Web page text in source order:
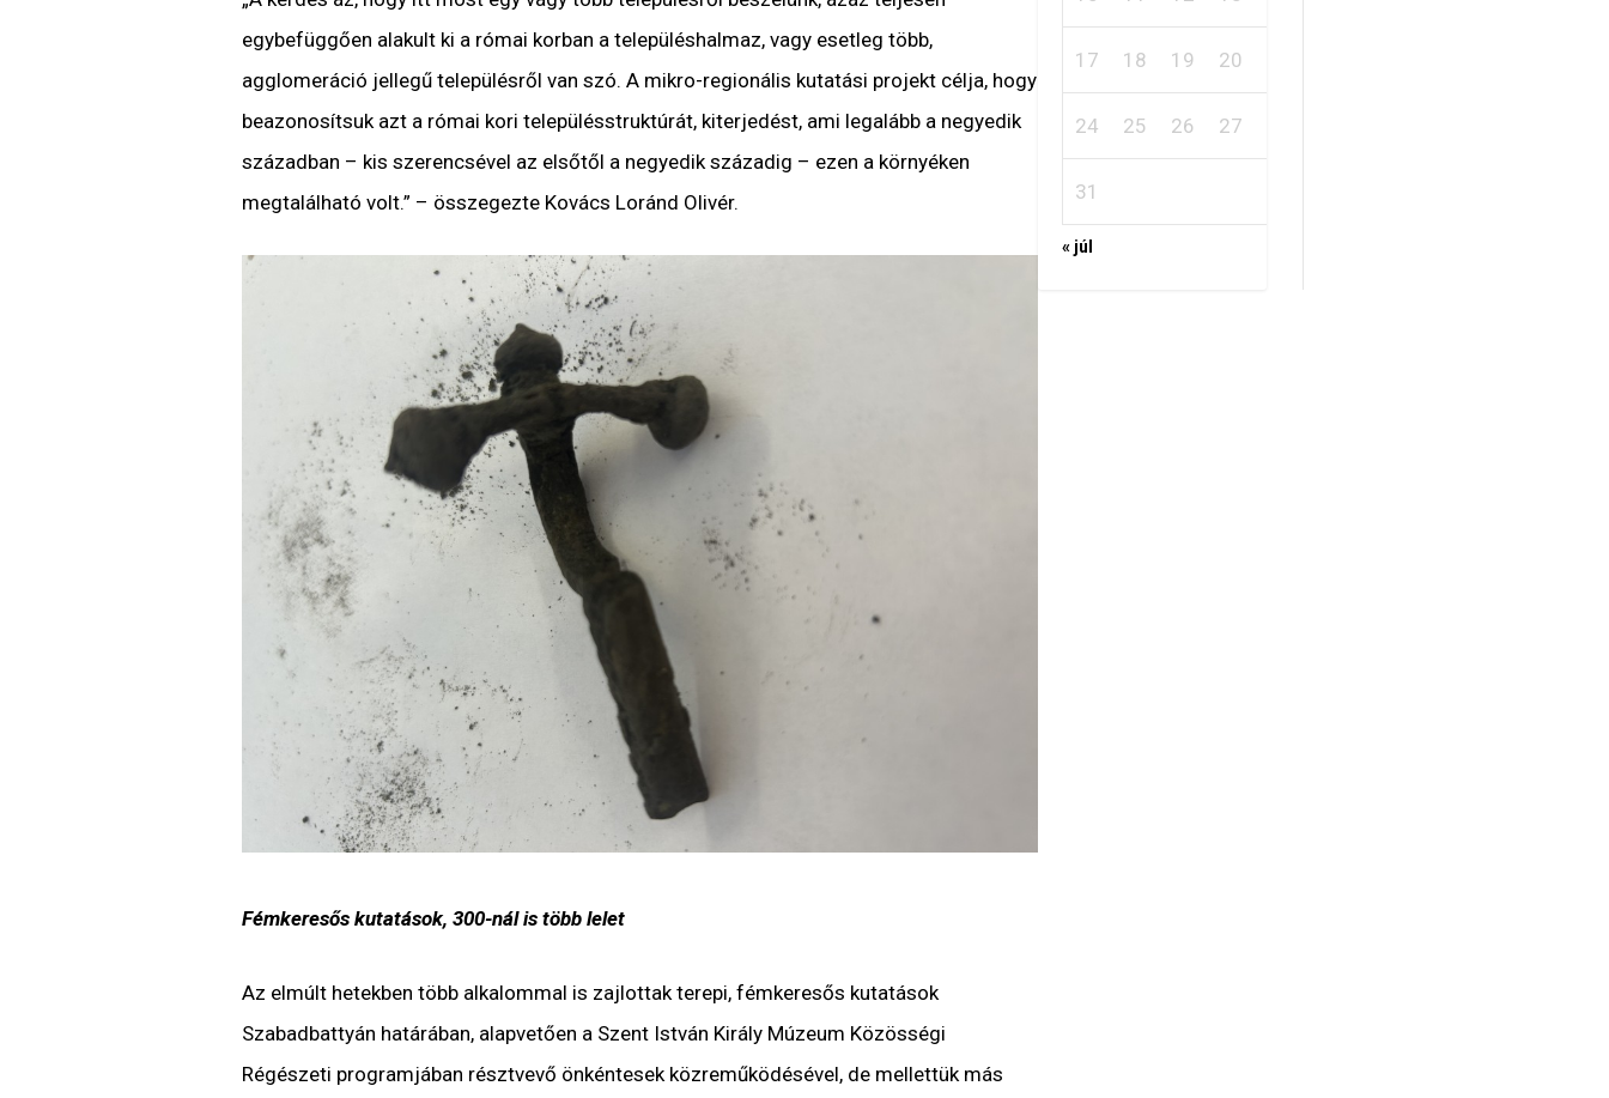
egybefüggően alakult ki a római korban a településhalmaz, vagy esetleg több,
agglomeráció jellegű településről van szó. A mikro-regionális kutatási projekt célja, hogy
beazonosítsuk azt a római kori településstruktúrát, kiterjedést, ami legalább a negyedik
században – kis szerencsével az elsőtől a negyedik századig – ezen a környéken
megtalálható volt.” – összegezte Kovács Loránd Olivér.
Fémkeresős kutatások, 300-nál is több lelet
Az elmúlt hetekben több alkalommal is zajlottak terepi, fémkeresős kutatások
Szabadbattyán határában, alapvetően a Szent István Király Múzeum Közösségi
Régészeti programjában résztvevő önkéntesek közreműködésével, de mellettük más
17 18 19 20
24 25 26 27
31
« júl